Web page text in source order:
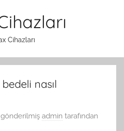
Cihazları
nasıl
admin tarafından